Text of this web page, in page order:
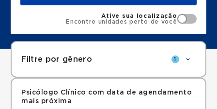
Ative sua localização
Encontre unidades perto de você
Filtre por gênero 1
Psicólogo Clínico com data de agendamento
mais próxima